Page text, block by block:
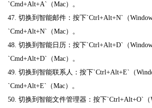
`Cmd+Alt+A`（Mac）。
47. 切换到智能邮件：按下`Ctrl+Alt+N`（
`Cmd+Alt+N`（Mac）。
48. 切换到智能日历：按下`Ctrl+Alt+D`（
`Cmd+Alt+D`（Mac）。
49. 切换到智能联系人：按下`Ctrl+Alt+E`（
`Cmd+Alt+E`（Mac）。
50. 切换到智能文件管理器：按下`Ctrl+Alt+O`（